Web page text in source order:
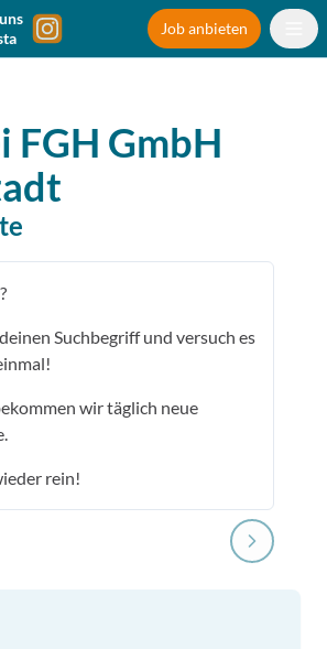
Job anbieten
FGH GmbH
Suchbegriff und versuch es
wir täglich neue
rein!